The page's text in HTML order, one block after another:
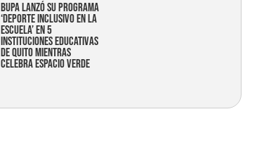
Bupa lanzó su programa
‘Deporte Inclusivo en la
Escuela’ en 5
instituciones educativas
de Quito mientras
celebra espacio verde